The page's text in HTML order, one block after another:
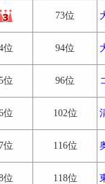
73位
位 94位
位 96位
位 102位
7位 116位
位 118位